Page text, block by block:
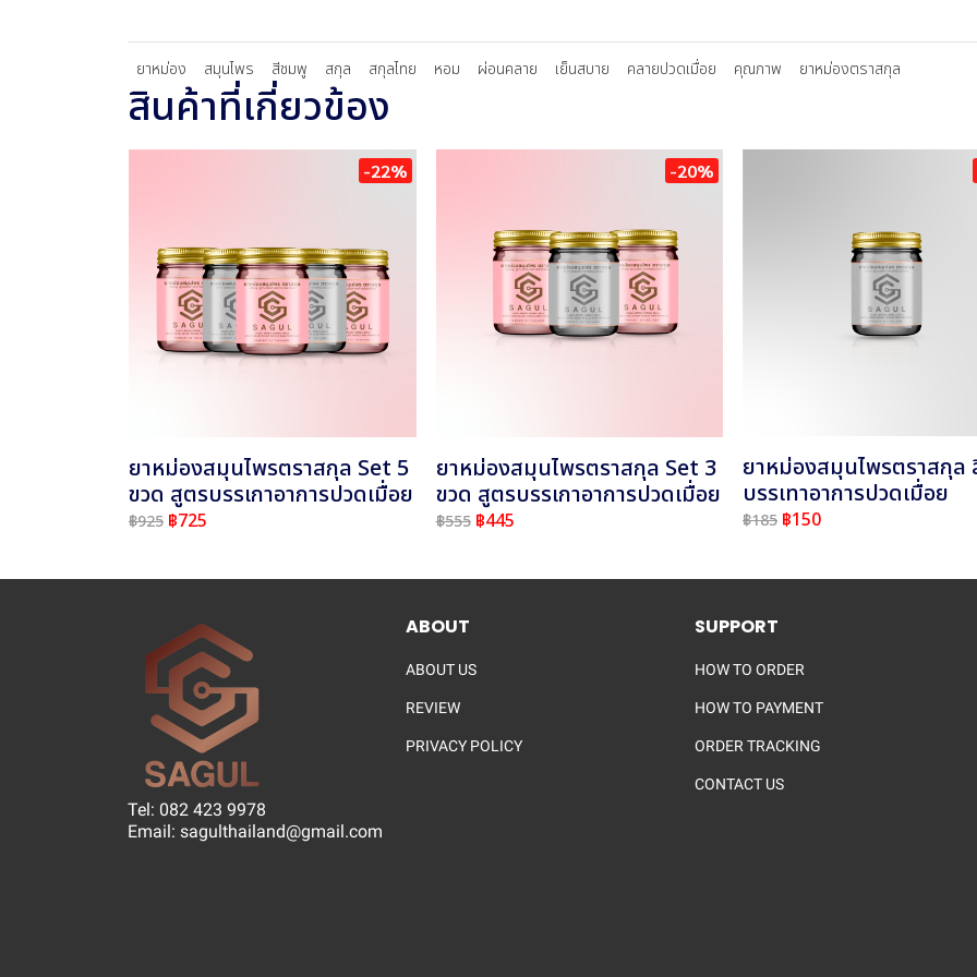
ยาหม่อง สมุนไพร สีชมพู สกุล สกุลไทย หอม ผ่อนคลาย เย็นสบาย คลายปวดเมื่อย คุณภาพ ยาหม่องตราสกุล
สินค้าที่เกี่ยวข้อง
-22%
ยาหม่องสมุนไพรตราสกุล Set 5
ขวด สูตรบรรเกาอาการปวดเมื่อย
฿925 ฿725
-20%
ยาหม่องสมุนไพรตราสกุล Set 3
ขวด สูตรบรรเกาอาการปวดเมื่อย
฿555 ฿445
ยาหม่องสมุนไพรตราสกุล
บรรเทาอาการปวดเมื่อย
฿185 ฿150
Tel: 082 423 9978
Email: sagulthailand@gmail.com
ABOUT
ABOUT US
REVIEW
PRIVACY POLICY
SUPPORT
HOW TO ORDER
HOW TO PAYMENT
ORDER TRACKING
CONTACT US